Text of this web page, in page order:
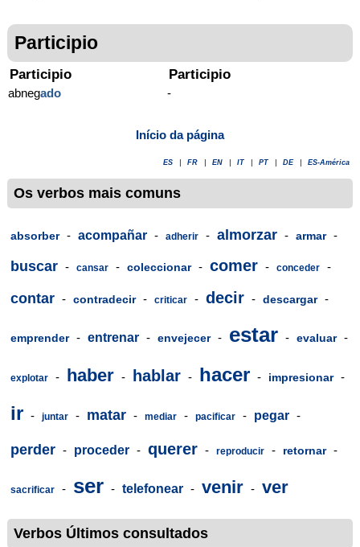
Participio
Participio
abnegado
Participio
-
Início da página
ES FR EN IT PT DE ES-América
Os verbos mais comuns
absorber - acompañar - adherir - almorzar - armar -
buscar - cansar - coleccionar - comer - conceder -
contar - contradecir - criticar - decir - descargar -
emprender - entrenar - envejecer - estar - evaluar -
explotar - haber - hablar - hacer - impresionar -
ir - juntar - matar - mediar - pacificar - pegar -
perder - proceder - querer - reproducir - retornar -
sacrificar - ser - telefonear - venir - ver
Verbos Últimos consultados